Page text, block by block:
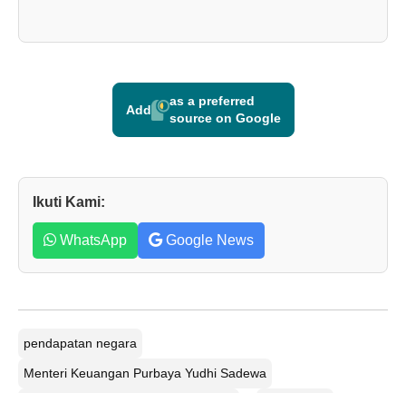
Add
as a preferred
source on Google
Ikuti Kami:
WhatsApp Google News
pendapatan negara
Menteri Keuangan Purbaya Yudhi Sadewa